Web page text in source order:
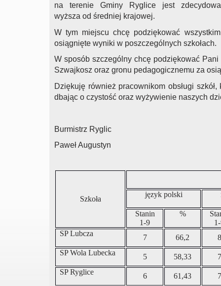
na terenie Gminy Ryglice jest
wyższa od średniej krajowej.
W tym miejscu chcę podziękować
osiągnięte wyniki w poszczególnych szkołach.
W sposób szczególny chcę podziękować
Szwajkosz oraz gronu pedagogicznemu za
Dziękuję również pracownikom obsługi
dbając o czystość oraz wyżywienie naszych
Burmistrz Ryglic
Paweł Augustyn
Szkoła
język polski
Stanin
1-9
%
SP Lubcza
7 66,2
8
SP Wola Lubecka
5 58,33
7
SP Ryglice
6 61,43
7